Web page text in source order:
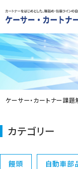
ケーサー・カートナー課
カテゴリー
饅頭 自動車部